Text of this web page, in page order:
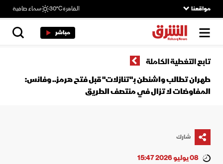
مواقعنا القاهرة30°C سماء صافية
مباشر
تابع التغطية الكاملة
طهران تطالب واشنطن بـ"تنازلات" قبل فتح هرمز.. وفانس:
المفاوضات لا تزال في منتصف الطريق
شارك
08 يوليو 2026 15:47